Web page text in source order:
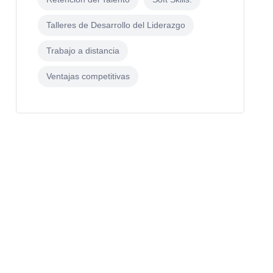
Talleres de Desarrollo del Liderazgo
Trabajo a distancia
Ventajas competitivas